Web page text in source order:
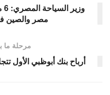
مصر والصين
مرحلة ما
أرباح بنك أبوظبي الأول